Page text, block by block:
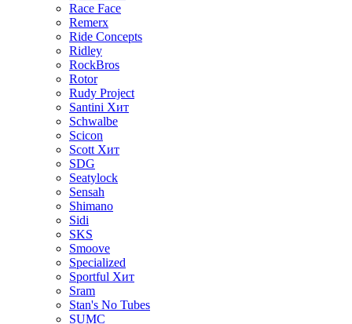
Race Face
Remerx
Ride Concepts
Ridley
RockBros
Rotor
Rudy Project
Santini Хит
Schwalbe
Scicon
Scott Хит
SDG
Seatylock
Sensah
Shimano
Sidi
SKS
Smoove
Specialized
Sportful Хит
Sram
Stan's No Tubes
SUMC